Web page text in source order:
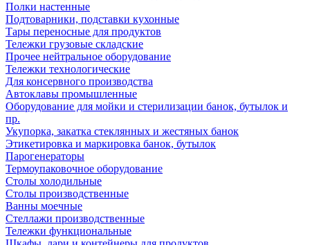
Полки настенные
Подтоварники, подставки кухонные
Тары переносные для продуктов
Тележки грузовые складские
Прочее нейтральное оборудование
Тележки технологические
Для консервного производства
Автоклавы промышленные
Оборудование для мойки и стерилизации банок, бутылок и
пр.
Укупорка, закатка стеклянных и жестяных банок
Этикетировка и маркировка банок, бутылок
Парогенераторы
Термоупаковочное оборудование
Столы холодильные
Столы производственные
Ванны моечные
Стеллажи производственные
Тележки функциональные